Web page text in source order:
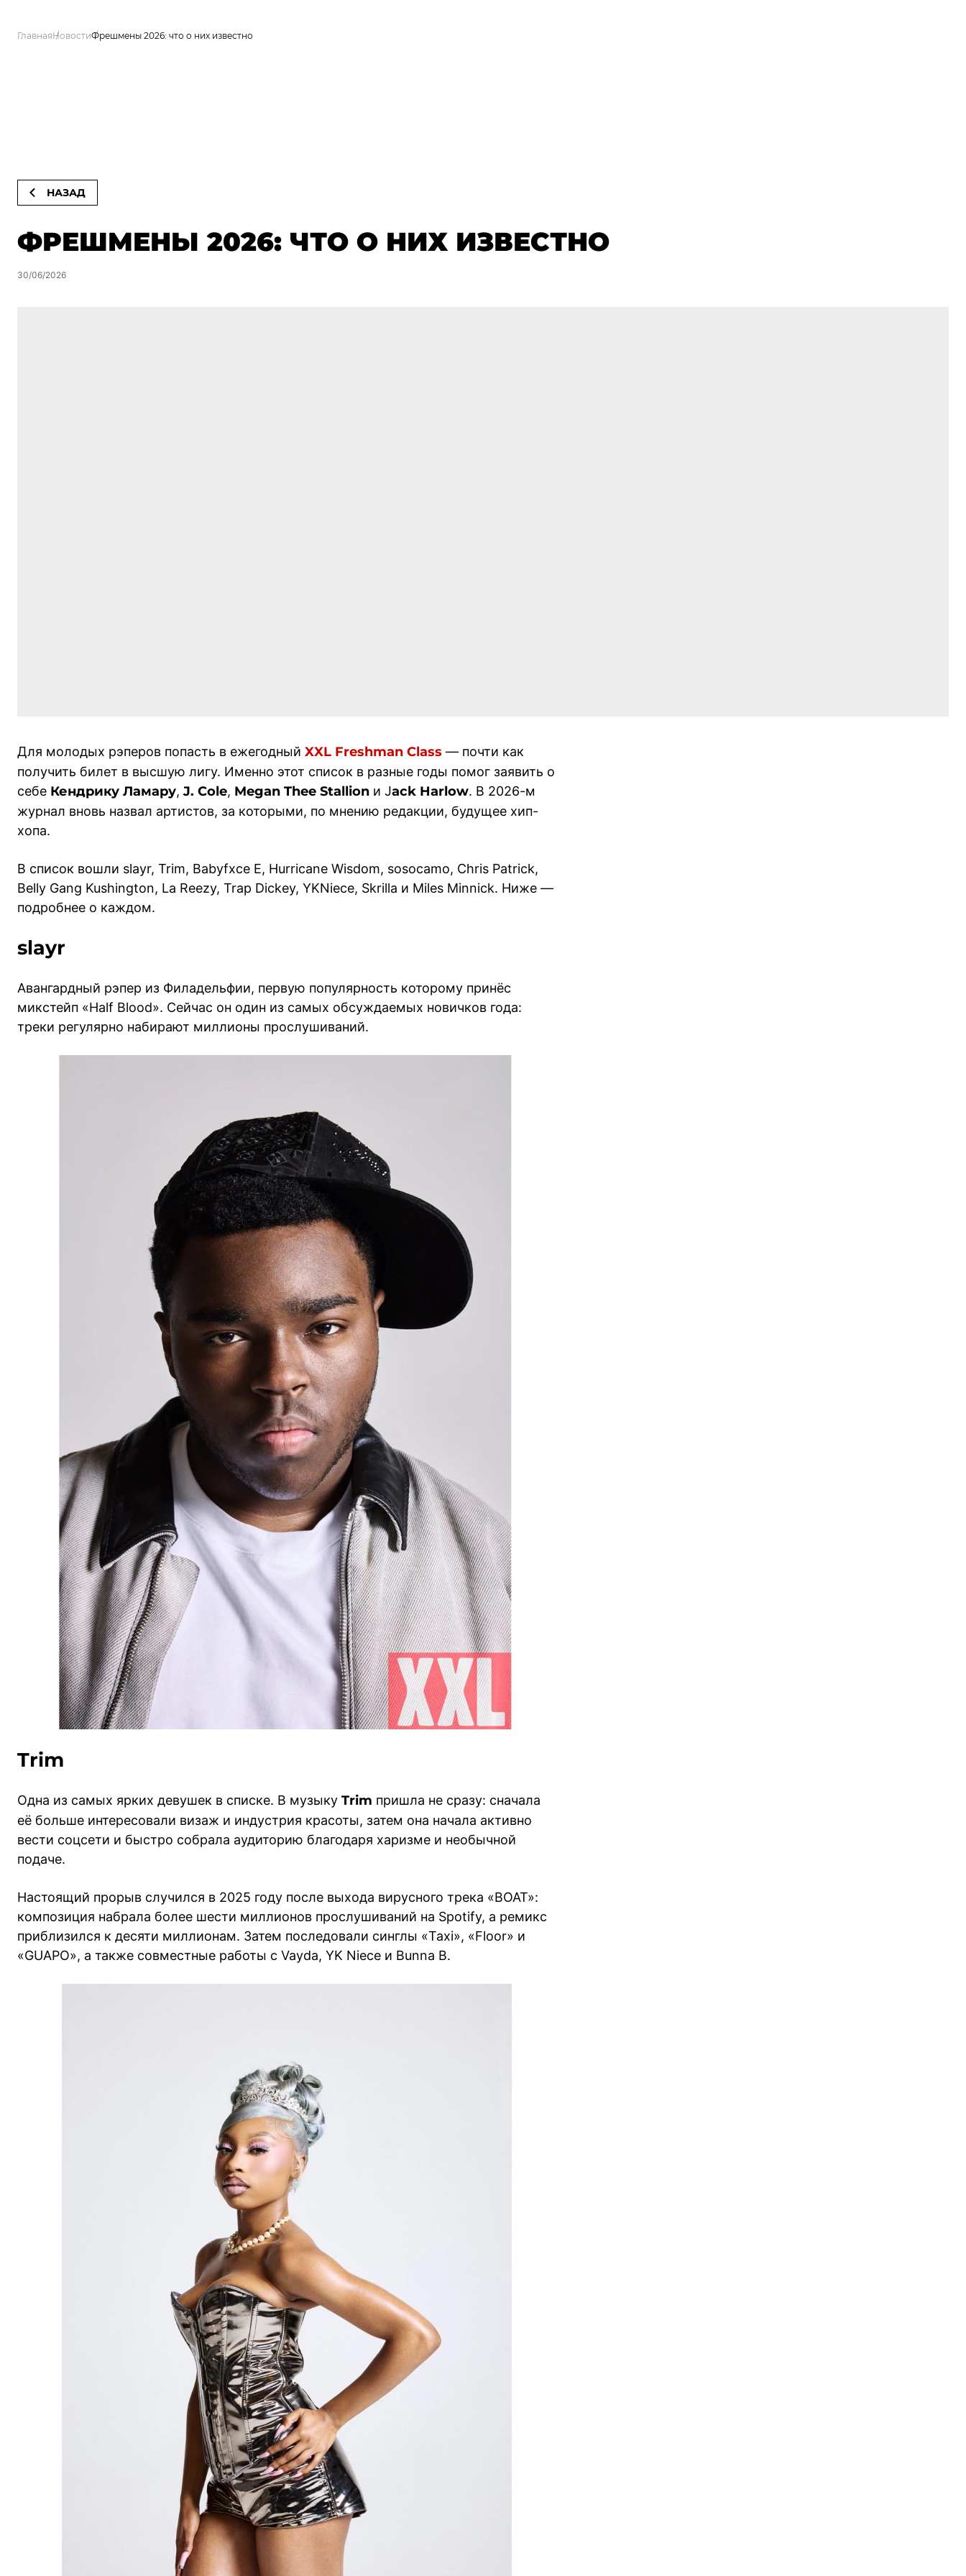
ГлавнаяНовостиФрешмены 2026: что о них известно
НАЗАД
ФРЕШМЕНЫ 2026: ЧТО О НИХ ИЗВЕСТНО
30/06/2026
Для молодых рэперов попасть в ежегодный XXL Freshman Class — почти как
получить билет в высшую лигу. Именно этот список в разные годы помог заявить о
себе Кендрику Ламару, J. Cole, Megan Thee Stallion и Jack Harlow. В 2026-м
журнал вновь назвал артистов, за которыми, по мнению редакции, будущее хип-
хопа.
В список вошли slayr, Trim, Babyfxce E, Hurricane Wisdom, sosocamo, Chris Patrick,
Belly Gang Kushington, La Reezy, Trap Dickey, YKNiece, Skrilla и Miles Minnick. Ниже —
подробнее о каждом.
slayr
Авангардный рэпер из Филадельфии, первую популярность которому принёс
микстейп «Half Blood». Сейчас он один из самых обсуждаемых новичков года:
треки регулярно набирают миллионы прослушиваний.
Trim
Одна из самых ярких девушек в списке. В музыку Trim пришла не сразу: сначала
её больше интересовали визаж и индустрия красоты, затем она начала активно
вести соцсети и быстро собрала аудиторию благодаря харизме и необычной
подаче.
Настоящий прорыв случился в 2025 году после выхода вирусного трека «BOAT»:
композиция набрала более шести миллионов прослушиваний на Spotify, а ремикс
приблизился к десяти миллионам. Затем последовали синглы «Taxi», «Floor» и
«GUAPO», а также совместные работы с Vayda, YK Niece и Bunna B.